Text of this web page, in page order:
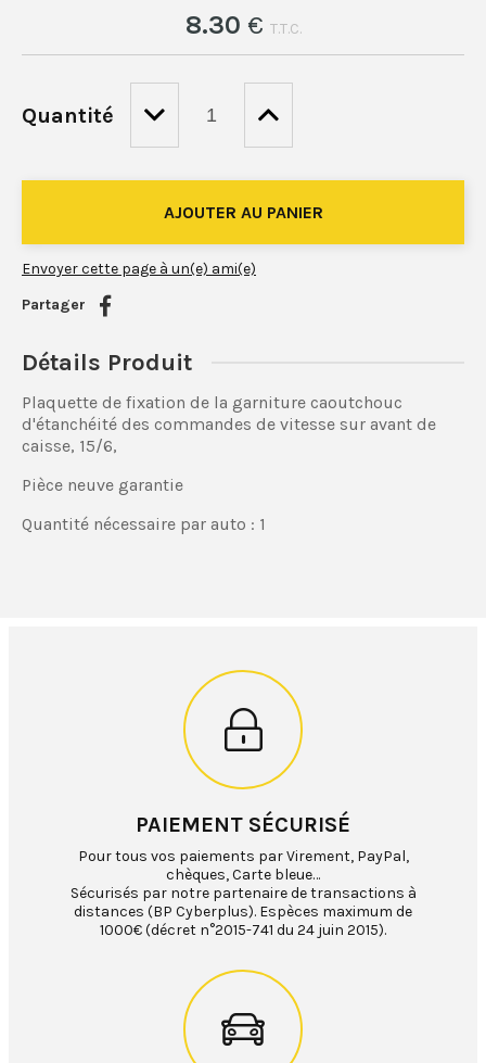
8.30 € T.T.C.
Quantité
Envoyer cette page à un(e) ami(e)
Partager
Détails Produit
Plaquette de fixation de la garniture caoutchouc
d'étanchéité des commandes de vitesse sur avant de
caisse, 15/6,
Pièce neuve garantie
Quantité nécessaire par auto : 1
PAIEMENT SÉCURISÉ
Pour tous vos paiements par Virement, PayPal,
chèques, Carte bleue…
Sécurisés par notre partenaire de transactions à
distances (BP Cyberplus). Espèces maximum de
1000€ (décret n°2015-741 du 24 juin 2015).